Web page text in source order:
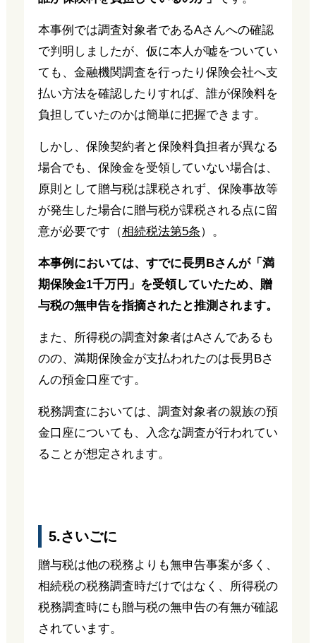
本事例では調査対象者であるAさんへの確認
で判明しましたが、仮に本人が嘘をついてい
ても、金融機関調査を行ったり保険会社へ支
払い方法を確認したりすれば、誰が保険料を
負担していたのかは簡単に把握できます。
しかし、保険契約者と保険料負担者が異なる
場合でも、保険金を受領していない場合は、
原則として贈与税は課税されず、保険事故等
が発生した場合に贈与税が課税される点に留
意が必要です（相続税法第5条）。
本事例においては、すでに長男Bさんが「満
期保険金1千万円」を受領していたため、贈
与税の無申告を指摘されたと推測されます。
また、所得税の調査対象者はAさんであるも
のの、満期保険金が支払われたのは長男Bさ
んの預金口座です。
税務調査においては、調査対象者の親族の預
金口座についても、入念な調査が行われてい
ることが想定されます。
5.さいごに
贈与税は他の税務よりも無申告事案が多く、
相続税の税務調査時だけではなく、所得税の
税務調査時にも贈与税の無申告の有無が確認
されています。